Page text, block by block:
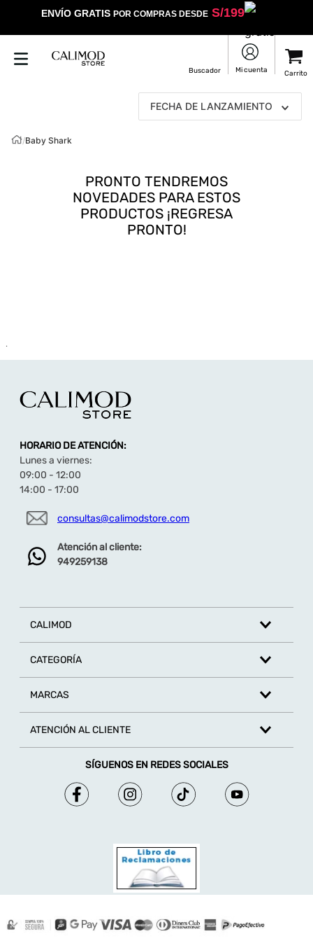
ENVÍO GRATIS POR COMPRAS DESDES/199
FECHA DE LANZAMIENTO
/Baby Shark
.
HORARIO DE ATENCIÓN:
Lunes a viernes:
09:00 - 12:00
14:00 - 17:00
consultas@calimodstore.com
Atención al cliente:
949259138
CALIMOD
CATEGORÍA
MARCAS
ATENCIÓN AL CLIENTE
SÍGUENOS EN REDES SOCIALES